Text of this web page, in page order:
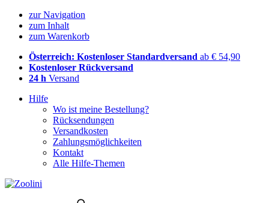
zur Navigation
zum Inhalt
zum Warenkorb
Österreich: Kostenloser Standardversand ab € 54,90
Kostenloser Rückversand
24 h Versand
Hilfe
Wo ist meine Bestellung?
Rücksendungen
Versandkosten
Zahlungsmöglichkeiten
Kontakt
Alle Hilfe-Themen